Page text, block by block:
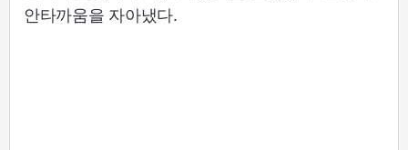
안타까움을 자아냈다.